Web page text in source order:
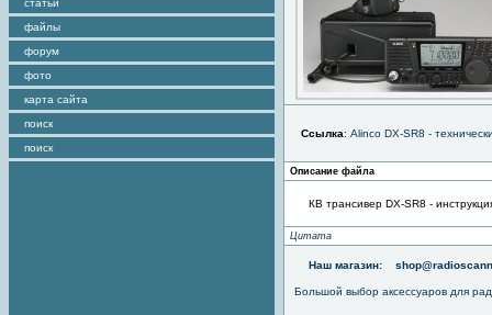
статьи
файлы
форум
фото
карта сайта
поиск
поиск
Ссылка: Alinco DX-SR8 -
Описание файла
КВ трансивер DX-SR8 -
Цитата
Наш магазин:
Большой выбор аксессуаров для